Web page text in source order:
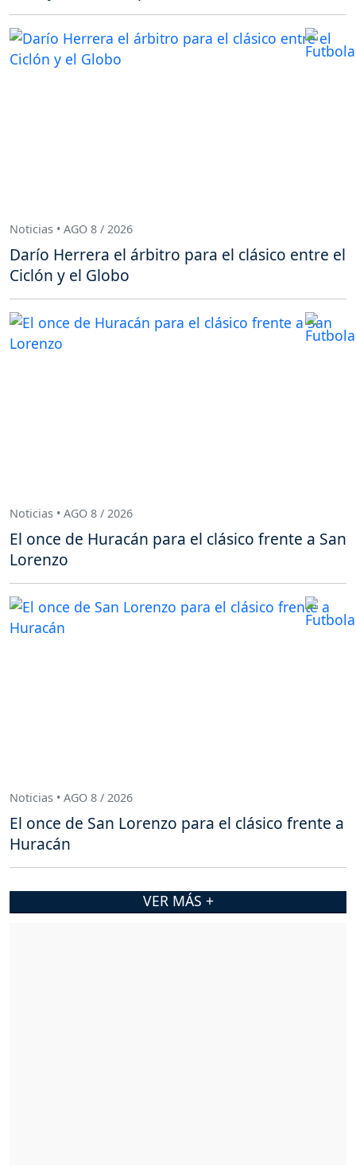
Noticias • AGO 8 / 2026
Darío Herrera el árbitro para el clásico entre el
Ciclón y el Globo
Noticias • AGO 8 / 2026
El once de Huracán para el clásico frente a San
Lorenzo
Noticias • AGO 8 / 2026
El once de San Lorenzo para el clásico frente a
Huracán
VER MÁS +